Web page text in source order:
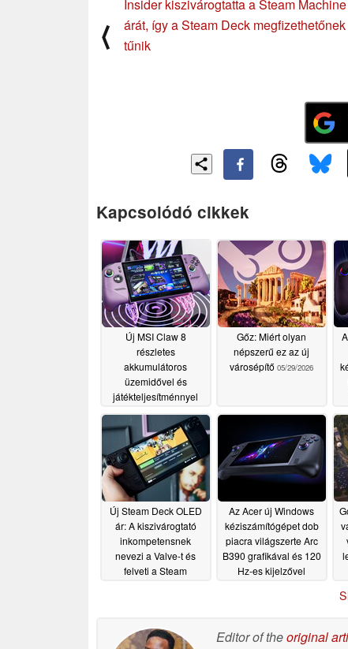
⟨
Insider kiszivárogtatta a Steam Machine
árát, így a Steam Deck megfizethetőnek
tűnik
Kapcsolódó cikkek
Új MSI Claw 8
részletes
akkumulátoros
üzemidővel és
játékteljesítménnyel
05/29/2026
Gőz: Miért olyan
népszerű ez az új
városépítő 05/29/2026
Új Steam Deck OLED
ár: A kiszivárogtató
inkompetensnek
nevezi a Valve-t és
felveti a Steam
Az Acer új Windows
kéziszámítógépet dob
piacra világszerte Arc
B390 grafikával és 120
Hz-es kijelzővel
Editor of theoriginal